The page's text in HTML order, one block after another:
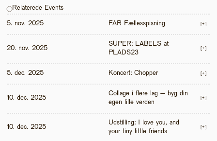
Relaterede Events
5. nov. 2025 FAR Fællesspisning [+]
20. nov. 2025
SUPER: LABELS at
PLADS23
[+]
5. dec. 2025 Koncert: Chopper [+]
10. dec. 2025
Collage i flere lag – byg din
egen lille verden
[+]
10. dec. 2025
Udstilling: I love you, and
your tiny little friends
[+]